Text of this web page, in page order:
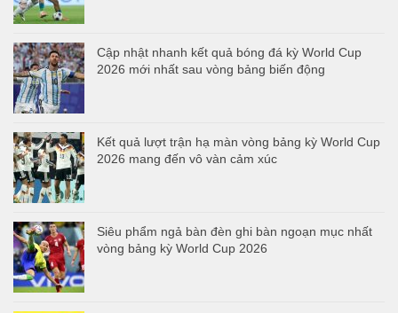
Cập nhật nhanh kết quả bóng đá kỳ World Cup
2026 mới nhất sau vòng bảng biến động
Kết quả lượt trận hạ màn vòng bảng kỳ World Cup
2026 mang đến vô vàn cảm xúc
Siêu phẩm ngả bàn đèn ghi bàn ngoạn mục nhất
vòng bảng kỳ World Cup 2026